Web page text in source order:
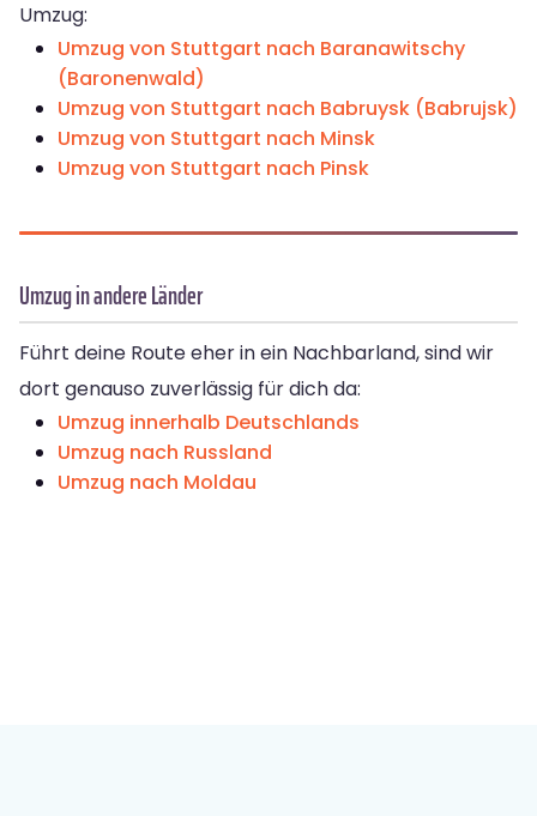
Umzug:
Umzug von Stuttgart nach Baranawitschy
(Baronenwald)
Umzug von Stuttgart nach Babruysk (Babrujsk)
Umzug von Stuttgart nach Minsk
Umzug von Stuttgart nach Pinsk
Umzug in andere Länder
Führt deine Route eher in ein Nachbarland, sind wir
dort genauso zuverlässig für dich da:
Umzug innerhalb Deutschlands
Umzug nach Russland
Umzug nach Moldau